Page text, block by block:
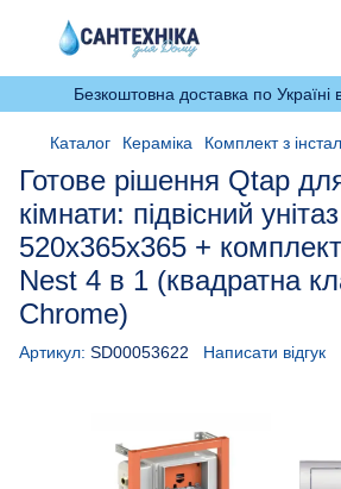
Безкоштовна доставка по Україні
Каталог Кераміка Комплект з
Готове рішення Qtap
кімнати: підвісний
520x365x365 + комплект
Nest 4 в 1 (квадратна
Chrome)
Артикул: SD00053622 Написати відгук